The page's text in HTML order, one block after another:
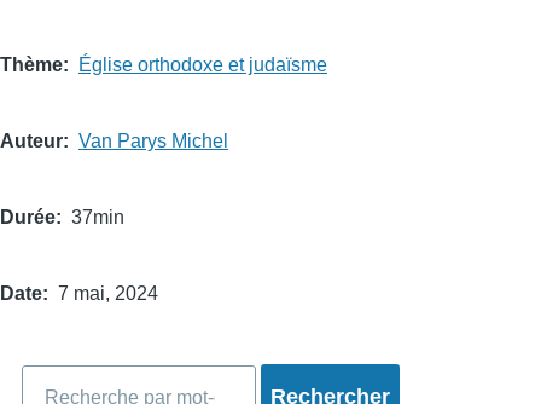
Thème Église orthodoxe et judaïsme
Auteur Van Parys Michel
Durée 37min
Date 7 mai, 2024